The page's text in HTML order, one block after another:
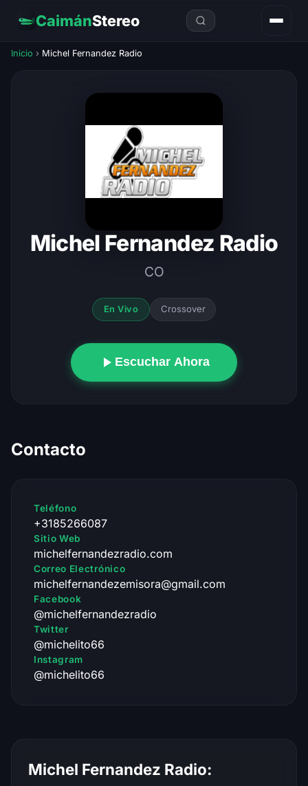
CaimánStereo
Inicio › Michel Fernandez Radio
Michel Fernandez Radio
CO
En Vivo Crossover
Escuchar Ahora
Contacto
Teléfono
+3185266087
Sitio Web
michelfernandezradio.com
Correo Electrónico
michelfernandezemisora@gmail.com
Facebook
@michelfernandezradio
Twitter
@michelito66
Instagram
@michelito66
Michel Fernandez Radio: